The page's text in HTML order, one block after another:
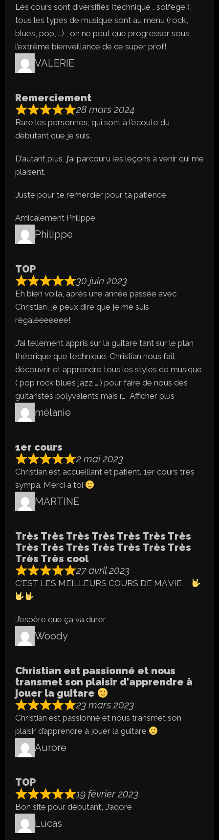
Les cours sont diversifiés (technique , solfège ),
tous les types de musique sont au menu (rock,
blues, pop, …) , on ne peut que progresser sous
l’extrême bienveillance de ce super prof!
VALERIE
Remerciement
28 mars 2024
Rare les personnes, qui sont à l’écoute du
débutant que je suis.
D’autant plus, j’ai parcouru les leçons à venir qui me
plaisent.
Juste pour te remercier pour ta patience.
Amicalement Philippe
Philippe
TOP
30 juin 2023
Eh bien voilà, après une année passée avec
Christian, je peux dire que je me suis
régaléeeeeee!
J’ai tellement appris sur la guitare tant sur le plan
théorique que technique. Christian nous fait
découvrir et apprendre tous les styles de musique
( pop rock blues jazz ….) pour faire de nous des
guitaristes polyvalents mais r
Afficher plus
mélanie
1er cours
2 mai 2023
Christian est accueillant et patient. 1er cours très
sympa. Merci à toi
MARTINE
Très Très Très Très Très Très Très
Très Très Très Très Très Très Très
Très Très cool
27 avril 2023
C’EST LES MEILLEURS COURS DE MA VIE,,,,
J’espère que ça va durer
Woody
Christian est passionné et nous
transmet son plaisir d'apprendre à
jouer la guitare
23 mars 2023
Christian est passionné et nous transmet son
plaisir d’apprendre à jouer la guitare
Aurore
TOP
19 février 2023
Bon site pour débutant, J’adore
Lucas